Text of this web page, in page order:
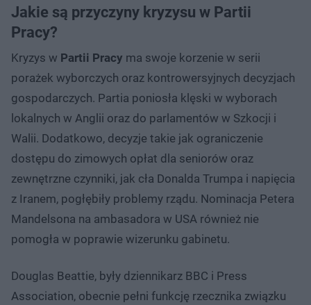
Jakie są przyczyny kryzysu w Partii
Pracy?
Kryzys w Partii Pracy ma swoje korzenie w serii
porażek wyborczych oraz kontrowersyjnych decyzjach
gospodarczych. Partia poniosła klęski w wyborach
lokalnych w Anglii oraz do parlamentów w Szkocji i
Walii. Dodatkowo, decyzje takie jak ograniczenie
dostępu do zimowych opłat dla seniorów oraz
zewnętrzne czynniki, jak cła Donalda Trumpa i napięcia
z Iranem, pogłębiły problemy rządu. Nominacja Petera
Mandelsona na ambasadora w USA również nie
pomogła w poprawie wizerunku gabinetu.
Douglas Beattie, były dziennikarz BBC i Press
Association, obecnie pełni funkcję rzecznika związku